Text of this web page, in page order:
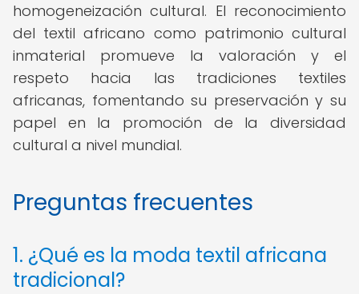
homogeneización cultural. El reconocimiento
del textil africano como patrimonio cultural
inmaterial promueve la valoración y el
respeto hacia las tradiciones textiles
africanas, fomentando su preservación y su
papel en la promoción de la diversidad
cultural a nivel mundial.
Preguntas frecuentes
1. ¿Qué es la moda textil africana
tradicional?